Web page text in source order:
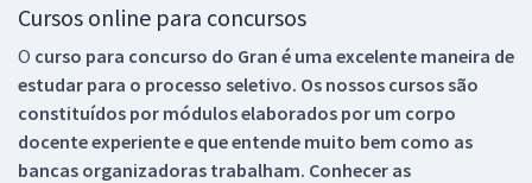
Cursos online para concursos
O curso para concurso do Gran é uma excelente maneira de
estudar para o processo seletivo. Os nossos cursos são
constituídos por módulos elaborados por um corpo
docente experiente e que entende muito bem como as
bancas organizadoras trabalham. Conhecer as